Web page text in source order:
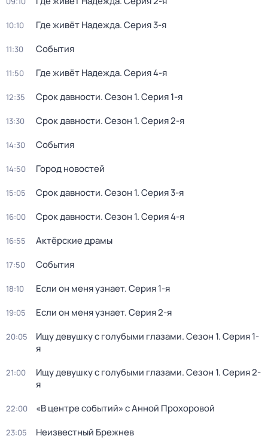
10:10 Где живёт Надежда. Серия 3-я
11:30 События
11:50 Где живёт Надежда. Серия 4-я
12:35 Срок давности. Сезон 1. Серия 1-я
13:30 Срок давности. Сезон 1. Серия 2-я
14:30 События
14:50 Город новостей
15:05 Срок давности. Сезон 1. Серия 3-я
16:00 Срок давности. Сезон 1. Серия 4-я
16:55 Актёрские драмы
17:50 События
18:10 Если он меня узнает. Серия 1-я
19:05 Если он меня узнает. Серия 2-я
20:05 Ищу девушку с голубыми глазами. Сезон 1. Серия 1-
я
21:00 Ищу девушку с голубыми глазами. Сезон 1. Серия 2-
я
22:00 «В центре событий» с Анной Прохоровой
23:05 Неизвестный Брежнев